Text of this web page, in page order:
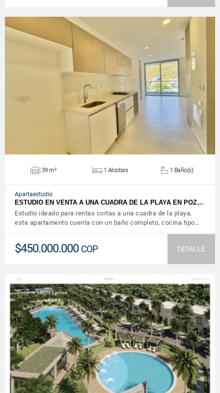
VER DETALLES
39 m² 1 Alcobas 1 Baño(s)
Apartaestudio
ESTUDIO EN VENTA A UNA CUADRA DE LA PLAYA EN POZ…
Estudio ideado para rentas cortas a una cuadra de la playa,
este apartamento cuenta con un baño completo, cocina tipo…
$450.000.000 COP DETALLE
VER DETALLES